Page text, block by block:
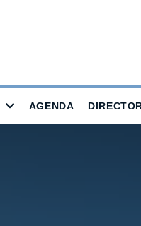
AGENDA